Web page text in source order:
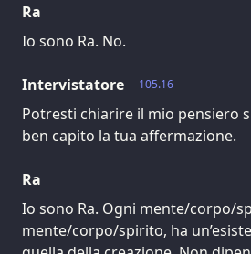
Ra
Io sono Ra. No.
105.16
Intervistatore
Potresti chiarire il mio pensiero
ben capito la tua affermazione.
Ra
Io sono Ra. Ogni mente/corpo/
mente/corpo/spirito, ha